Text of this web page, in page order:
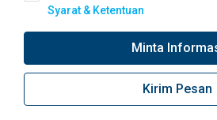
Syarat & Ketentuan
Minta
Kirim Pesan